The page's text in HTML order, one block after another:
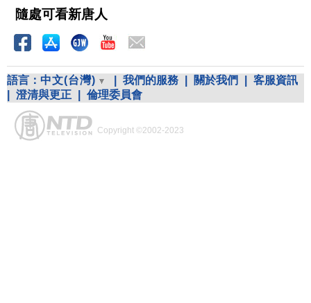
隨處可看新唐人
語言： 中文(台灣) 我們的服務 關於我們
客服資訊
澄清與更正 倫理委員會
Copyright ©2002-2023